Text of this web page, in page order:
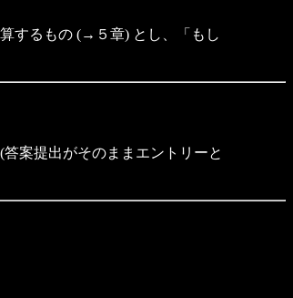
するもの (→５章) とし、「もし
案提出がそのままエントリーと